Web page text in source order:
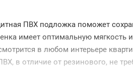
ПВХ подложка поможет
имеет оптимальную мягкость
в любом интерьере
в отличие от резинового, не